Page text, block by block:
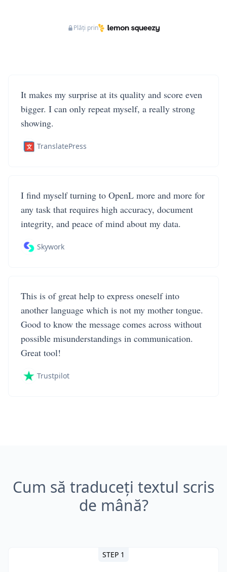
Plăți prin
It makes my surprise at its quality and score even
bigger. I can only repeat myself, a really strong
showing.
TranslatePress
I find myself turning to OpenL more and more for
any task that requires high accuracy, document
integrity, and peace of mind about my data.
Skywork
This is of great help to express oneself into
another language which is not my mother tongue.
Good to know the message comes across without
possible misunderstandings in communication.
Great tool!
Trustpilot
Cum să traduceți textul scris
de mână?
STEP 1